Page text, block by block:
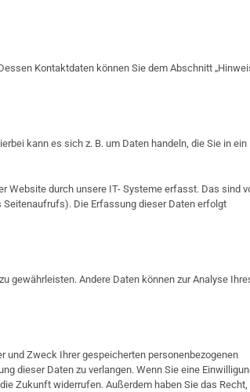
Kontaktdaten können Sie dem Abschnitt
kann es sich z. B. um Daten handeln, die Sie in ein
Website durch unsere IT- Systeme erfasst. Das sind
Die Erfassung dieser Daten erfolgt
gewährleisten. Andere Daten können zur Analyse
und Zweck Ihrer gespeicherten personenbezogenen
dieser Daten zu verlangen. Wenn Sie eine
Zukunft widerrufen. Außerdem haben Sie das Recht,